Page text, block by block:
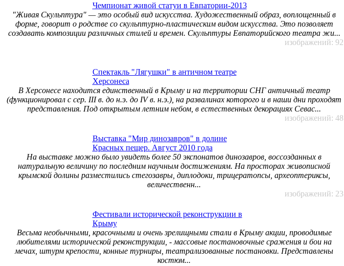
Чемпионат живой статуи в Евпатории-2013
"Живая Скульптура" — это особый вид искусства. Художественный образ, воплощенный в
форме, говорит о родстве со скульптурно-пластическим видом искусства. Это позволяет
создавать композиции различных стилей и времен. Скульптуры Евпаторийского театра жи...
изображений: 92
Спектакль "Лягушки" в античном театре
Херсонеса
В Херсонесе находится единственный в Крыму и на территории СНГ античный театр
(функционировал с сер. III в. до н.э. до IV в. н.э.), на развалинах которого и в наши дни проходят
представления. Под открытым летним небом, в естественных декорациях Севас...
изображений: 48
Выставка "Мир динозавров" в долине
Красных пещер. Август 2010 года
На выставке можно было увидеть более 50 экспонатов динозавров, воссозданных в
натуральную величину по последним научным достижениям. На просторах живописной
крымской долины разместились стегозавры, диплодоки, трицератопсы, археоптериксы,
величественн...
изображений: 23
Фестивали исторической реконструкции в
Крыму
Весьма необычными, красочными и очень зрелищными стали в Крыму акции, проводимые
любителями исторической реконструкции, - массовые постановочные сражения и бои на
мечах, штурм крепости, конные турниры, театрализованные постановки. Представлены
костюм...